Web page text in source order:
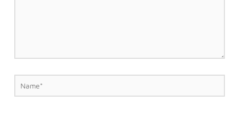
Name*